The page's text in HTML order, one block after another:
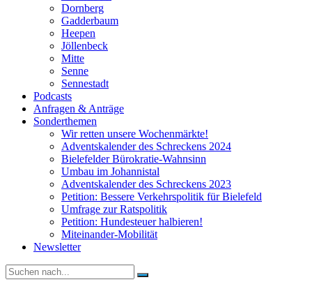
Dornberg
Gadderbaum
Heepen
Jöllenbeck
Mitte
Senne
Sennestadt
Podcasts
Anfragen & Anträge
Sonderthemen
Wir retten unsere Wochenmärkte!
Adventskalender des Schreckens 2024
Bielefelder Bürokratie-Wahnsinn
Umbau im Johannistal
Adventskalender des Schreckens 2023
Petition: Bessere Verkehrspolitik für Bielefeld​​
Umfrage zur Ratspolitik
Petition: Hundesteuer halbieren!
Miteinander-Mobilität
Newsletter
Suche
nach: